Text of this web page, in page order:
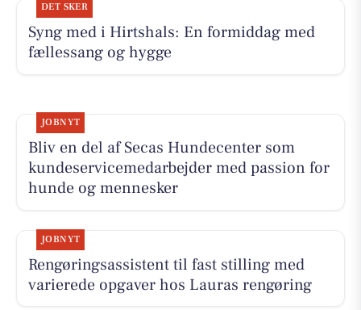
DET SKER
Syng med i Hirtshals: En formiddag med
fællessang og hygge
JOBNYT
Bliv en del af Secas Hundecenter som
kundeservicemedarbejder med passion for
hunde og mennesker
JOBNYT
Rengøringsassistent til fast stilling med
varierede opgaver hos Lauras rengøring